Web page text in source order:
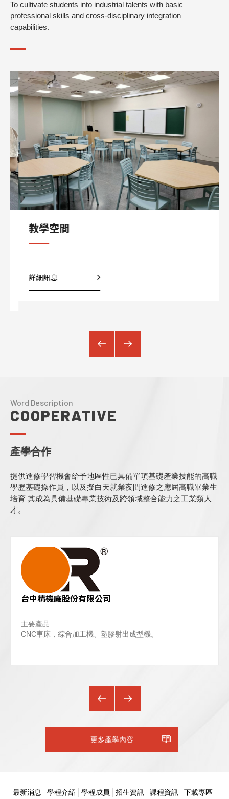
03.04 WED 2026
115學年度 產學攜手合作專班(0+4)申請時程
04.25 SAT 2026 師生榮耀
12.10 WED 2025
To cultivate students into industrial talents with basic
professional skills and cross-disciplinary integration
capabilities.
教學空間
詳細訊息
Word Description
COOPERATIVE
產學合作
提供進修學習機會給予地區性已具備單項基礎產業技能的高職
學歷基礎操作員，以及擬白天就業夜間進修之應屆高職畢業生
培育 其成為具備基礎專業技術及跨領域整合能力之工業類人
才。
台中精機廠股份有限公司
主要產品
CNC車床，綜合加工機、塑膠射出成型機。
更多產學內容
最新消息 學程介紹 學程成員 招生資訊 課程資訊 下載專區